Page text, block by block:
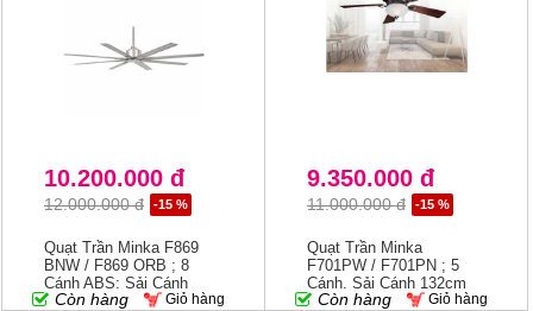
10.200.000 đ
12.000.000 đ -15 %
Quạt Trần Minka F869
BNW / F869 ORB ; 8
Cánh ABS; Sải Cánh
165cm
Còn hàng Giỏ hàng
9.350.000 đ
11.000.000 đ -15 %
Quạt Trần Minka
F701PW / F701PN ; 5
Cánh, Sải Cánh 132cm
Còn hàng Giỏ hàng